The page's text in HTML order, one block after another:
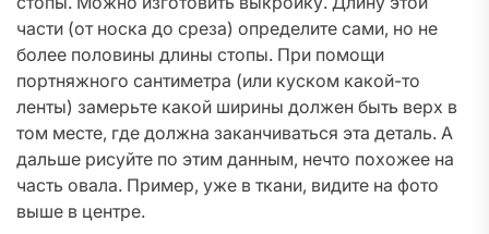
части (от носка до среза) определите сами, но не
более половины длины стопы. При помощи
портняжного сантиметра (или куском какой-то
ленты) замерьте какой ширины должен быть верх в
том месте, где должна заканчиваться эта деталь. А
дальше рисуйте по этим данным, нечто похожее на
часть овала. Пример, уже в ткани, видите на фото
выше в центре.